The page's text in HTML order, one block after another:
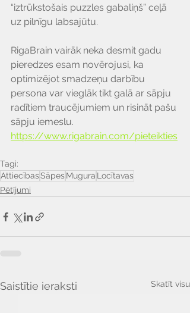
“iztrūkstošais puzzles gabaliņš” ceļā
uz pilnīgu labsajūtu.
RigaBrain vairāk neka desmit gadu
pieredzes esam novērojusi, ka
optimizējot smadzeņu darbību
persona var vieglāk tikt galā ar sāpju
radītiem traucējumiem un risināt pašu
sāpju iemeslu.
https://www.rigabrain.com/pieteikties
Tagi:
AttiecībasSāpes Mugura Locītavas
Pētījumi
Saistītie ieraksti Skatīt visu